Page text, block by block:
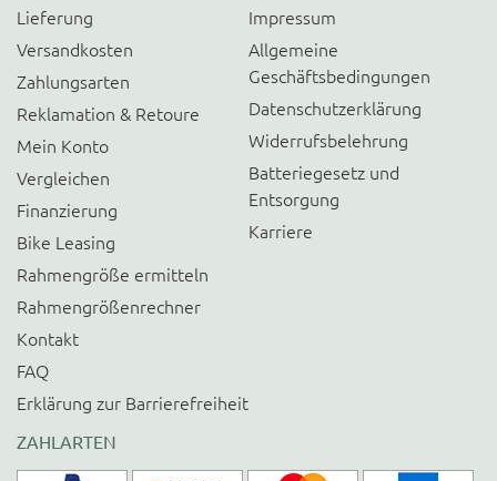
Lieferung
Versandkosten
Zahlungsarten
Reklamation & Retoure
Mein Konto
Vergleichen
Finanzierung
Bike Leasing
Rahmengröße ermitteln
Rahmengrößenrechner
Kontakt
FAQ
Erklärung zur Barrierefreiheit
Impressum
Allgemeine
Geschäftsbedingungen
Datenschutzerklärung
Widerrufsbelehrung
Batteriegesetz und
Entsorgung
Karriere
ZAHLARTEN